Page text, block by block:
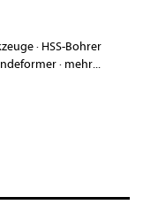
· HSS-Bohrer
· mehr...